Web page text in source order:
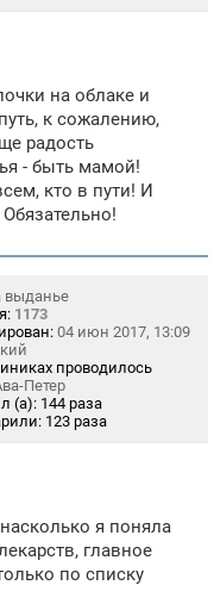
на облаке и
к сожалению,
радость
- быть мамой!
кто в пути! И
выданье
1173
04 июн 2017, 13:09
проводилось
Петер
(а): 144 раза
123 раза
я поняла
главное
по списку